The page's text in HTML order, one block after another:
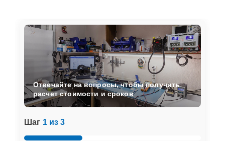
Шаг 1 из 3
Отвечайте на вопросы, чтобы получить
расчет стоимости и сроков